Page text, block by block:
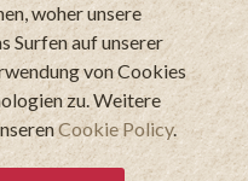
by Meine Namibia
woher unsere
Surfen auf unserer
von Cookies
zu. Weitere
Cookie Policy.